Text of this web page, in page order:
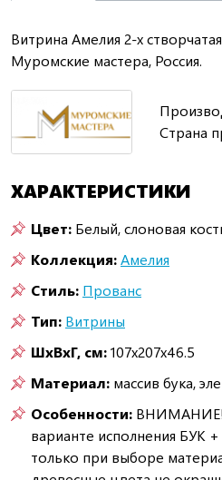
Витрина Амелия 2-х
Муромские мастера, Россия.
Страна
ХАРАКТЕРИСТИКИ
Цвет: Белый, слоновая
Коллекция:Амелия
Стиль: Прованс
Тип: Витрины
ШxВxГ, см:107x207x46.5
Материал: массив бука,
Особенности: ВНИМАНИЕ!
варианте исполнения
только при выборе